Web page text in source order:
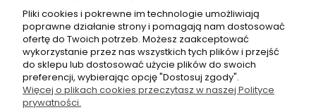
bawełniany
zielony
3,50 zł
− + mb
bawełniany
seledynowy
neon
3,50 zł
− + mb
Wysyłka 48h Wysyłka 48h
Pliki cookies i pokrewne im technologie umożliwiają
poprawne działanie strony i pomagają nam dostosować
ofertę do Twoich potrzeb. Możesz zaakceptować
wykorzystanie przez nas wszystkich tych plików i przejść
do sklepu lub dostosować użycie plików do swoich
preferencji, wybierając opcję "Dostosuj zgody".
Więcej o plikach cookies przeczytasz w naszej Polityce
prywatności.